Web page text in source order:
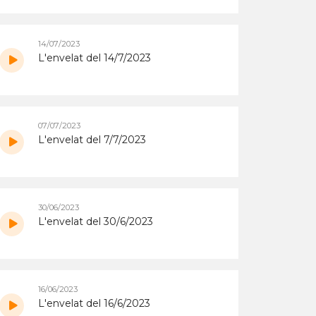
14/07/2023
L'envelat del 14/7/2023
07/07/2023
L'envelat del 7/7/2023
30/06/2023
L'envelat del 30/6/2023
16/06/2023
L'envelat del 16/6/2023